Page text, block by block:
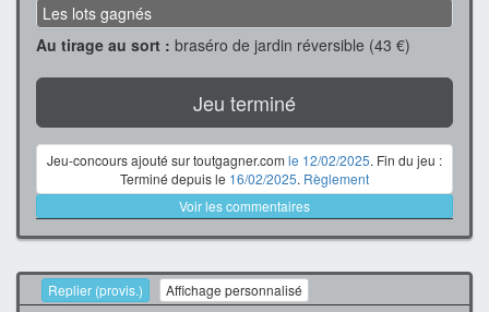
Les lots gagnés
Au tirage au sort : braséro de jardin réversible (43 €)
Jeu terminé
Jeu-concours ajouté sur toutgagner.com le 12/02/2025. Fin du jeu :
Terminé depuis le 16/02/2025. Règlement
Voir les commentaires
Replier (provis.) Affichage personnalisé